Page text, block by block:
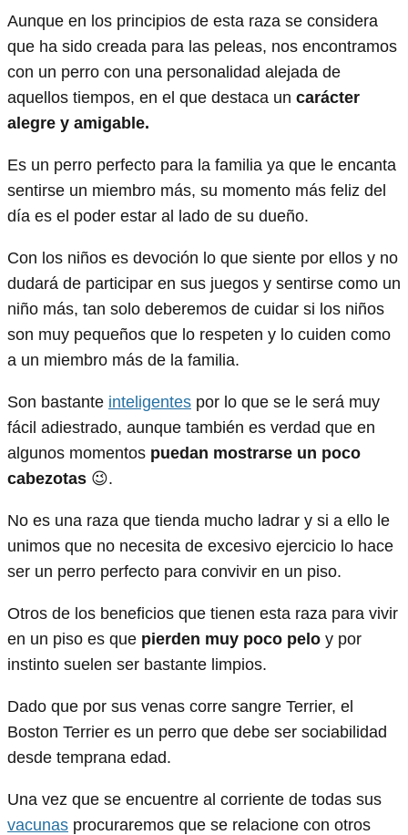
Aunque en los principios de esta raza se considera
que ha sido creada para las peleas, nos encontramos
con un perro con una personalidad alejada de
aquellos tiempos, en el que destaca un carácter
alegre y amigable.
Es un perro perfecto para la familia ya que le encanta
sentirse un miembro más, su momento más feliz del
día es el poder estar al lado de su dueño.
Con los niños es devoción lo que siente por ellos y no
dudará de participar en sus juegos y sentirse como un
niño más, tan solo deberemos de cuidar si los niños
son muy pequeños que lo respeten y lo cuiden como
a un miembro más de la familia.
Son bastante inteligentes por lo que se le será muy
fácil adiestrado, aunque también es verdad que en
algunos momentos puedan mostrarse un poco
cabezotas 😉.
No es una raza que tienda mucho ladrar y si a ello le
unimos que no necesita de excesivo ejercicio lo hace
ser un perro perfecto para convivir en un piso.
Otros de los beneficios que tienen esta raza para vivir
en un piso es que pierden muy poco pelo y por
instinto suelen ser bastante limpios.
Dado que por sus venas corre sangre Terrier, el
Boston Terrier es un perro que debe ser sociabilidad
desde temprana edad.
Una vez que se encuentre al corriente de todas sus
vacunas procuraremos que se relacione con otros